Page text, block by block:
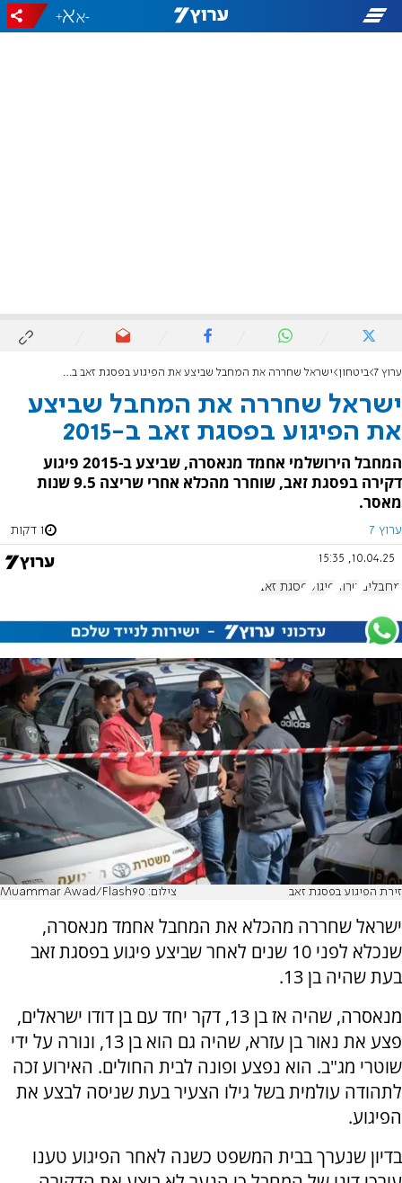
-
+
ערוץ 7 ביטחון ישראל שחררה את המחבל שביצע את הפיגוע בפסגת זאב ב-2015
ישראל שחררה את המחבל שביצע
את הפיגוע בפסגת זאב ב-2015
המחבל הירושלמי אחמד מנאסרה, שביצע ב-2015 פיגוע
דקירה בפסגת זאב, שוחרר מהכלא אחרי שריצה 9.5 שנות
מאסר.
ערוץ 7 1 דקות
10.04.25, 15:35
מחבלים טרור פיגוע פסגת זאב
זירת הפיגוע בפסגת זאב צילום: Muammar Awad/Flash90
ישראל שחררה מהכלא את המחבל אחמד מנאסרה,
שנכלא לפני 10 שנים לאחר שביצע פיגוע בפסגת זאב
בעת שהיה בן 13.
מנאסרה, שהיה אז בן 13, דקר יחד עם בן דודו ישראלים,
פצע את נאור בן עזרא, שהיה גם הוא בן 13, ונורה על ידי
שוטרי מג"ב. הוא נפצע ופונה לבית החולים. האירוע זכה
לתהודה עולמית בשל גילו הצעיר בעת שניסה לבצע את
הפיגוע.
בדיון שנערך בבית המשפט כשנה לאחר הפיגוע טענו